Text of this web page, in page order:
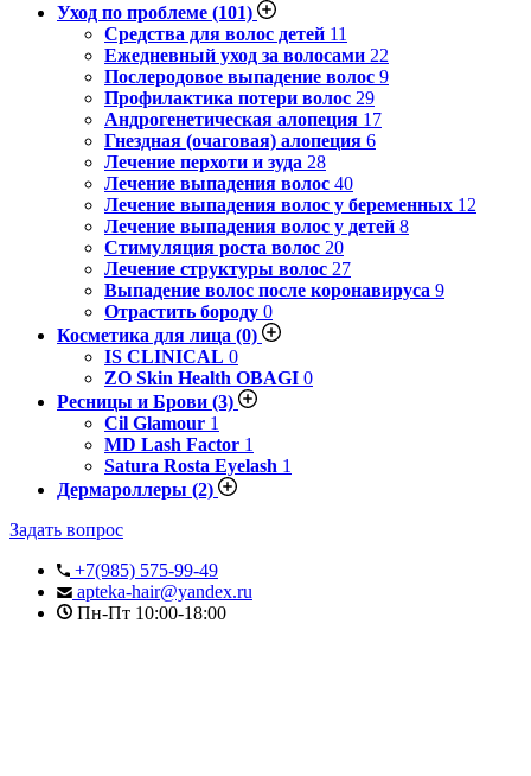
Уход по проблеме (101)
Средства для волос детей 11
Ежедневный уход за волосами 22
Послеродовое выпадение волос 9
Профилактика потери волос 29
Андрогенетическая алопеция 17
Гнездная (очаговая) алопеция 6
Лечение перхоти и зуда 28
Лечение выпадения волос 40
Лечение выпадения волос у беременных 12
Лечение выпадения волос у детей 8
Стимуляция роста волос 20
Лечение структуры волос 27
Выпадение волос после коронавируса 9
Отрастить бороду 0
Косметика для лица (0)
IS CLINICAL 0
ZO Skin Health OBAGI 0
Ресницы и Брови (3)
Cil Glamour 1
MD Lash Factor 1
Satura Rosta Eyelash 1
Дермароллеры (2)
Задать вопрос
+7(985) 575-99-49
apteka-hair@yandex.ru
Пн-Пт 10:00-18:00